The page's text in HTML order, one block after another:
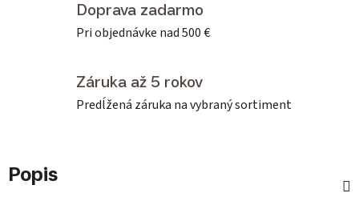
Doprava zadarmo
Pri objednávke nad 500 €
Záruka až 5 rokov
Predĺžená záruka na vybraný sortiment
Popis